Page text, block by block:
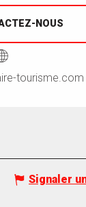
NOUS
tourisme.com
Signaler